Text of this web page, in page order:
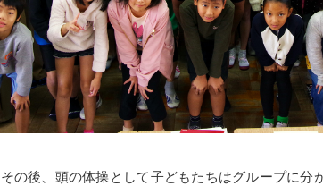
その後、頭の体操として子どもたちはグループに分